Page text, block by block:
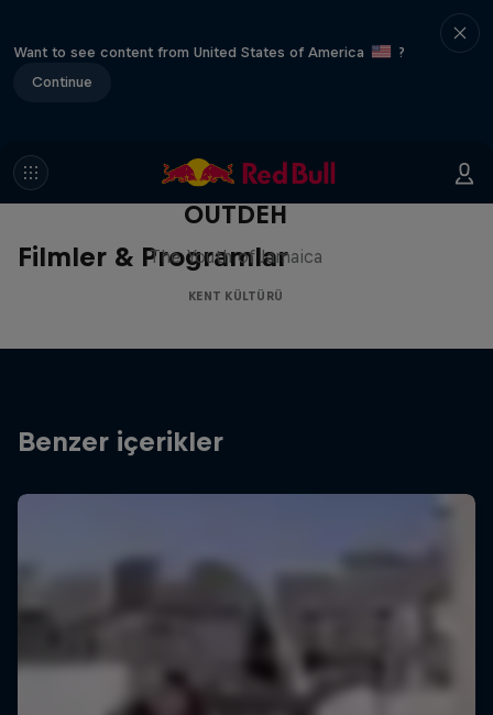
Want to see content from United States of America
?
Continue
Filmler & Programlar
OUTDEH
The Youth of Jamaica
KENT KÜLTÜRÜ
Benzer içerikler